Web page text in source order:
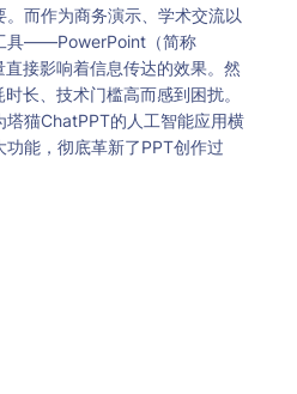
而作为商务演示、学术交流以
具——PowerPoint（简称
接影响着信息传达的效果。然
长、技术门槛高而感到困扰。
塔猫ChatPPT的人工智能应用横
能，彻底革新了PPT创作过